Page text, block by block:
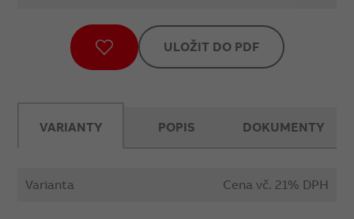
ULOŽIT DO PDF
VARIANTY
Varianta Cena vč. 21% DPH
POPIS DOKUMENTY